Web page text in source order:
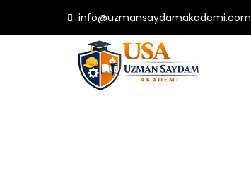
info@uzmansaydamakademi.com